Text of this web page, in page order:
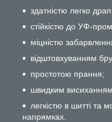
здатністю легко
стійкістю до УФ-
міцністю
відштовхуванням
простотою прання;
швидким
легкістю в шитті та
напрямках.